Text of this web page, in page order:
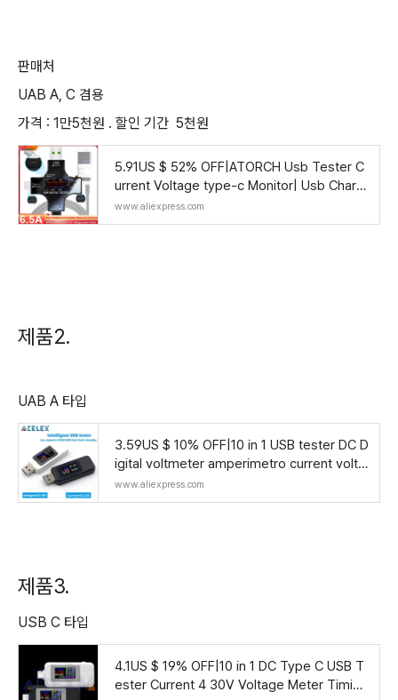
판매처
UAB A, C 겸용
가격 : 1만5천원 . 할인 기간 5천원
5.91US $ 52% OFF|ATORCH Usb Tester C
urrent Voltage type-c Monitor| Usb Charg
er Power Measurement - Type-c Usb - Ali
express
www.aliexpress.com
제품2.
UAB A 타입
3.59US $ 10% OFF|10 in 1 USB tester DC D
igital voltmeter amperimetro current volta
ge meter amp volt ammeter detector po
wer bank
www.aliexpress.com
제품3.
USB C 타입
4.1US $ 19% OFF|10 in 1 DC Type C USB T
ester Current 4 30V Voltage Meter Timing